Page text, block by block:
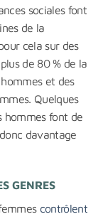
sociales font
de la
cela sur des
de 80 % de la
et des
Quelques
hommes font de
davantage
GENRES
contrôlent